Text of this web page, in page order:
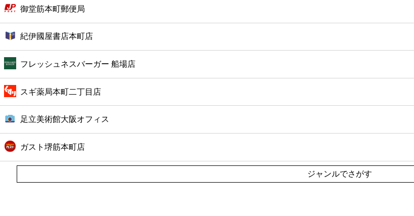
御堂筋本町郵便局
紀伊國屋書店本町店
フレッシュネスバーガー 船場店
スギ薬局本町二丁目店
足立美術館大阪オフィス
ガスト堺筋本町店
ジャンルでさがす